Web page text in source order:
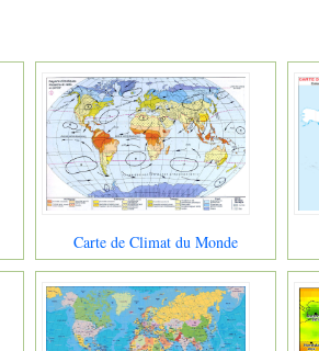
Carte de Climat du Monde